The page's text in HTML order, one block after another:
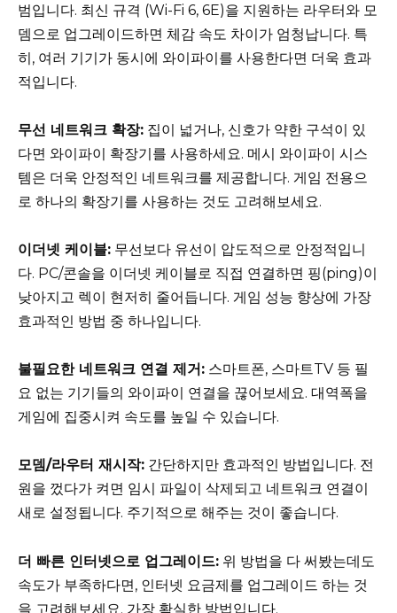
범입니다. 최신 규격 (Wi-Fi 6, 6E)을 지원하는 라우터와 모
뎀으로 업그레이드하면 체감 속도 차이가 엄청납니다. 특
히, 여러 기기가 동시에 와이파이를 사용한다면 더욱 효과
적입니다.
무선 네트워크 확장: 집이 넓거나, 신호가 약한 구석이 있
다면 와이파이 확장기를 사용하세요. 메시 와이파이 시스
템은 더욱 안정적인 네트워크를 제공합니다. 게임 전용으
로 하나의 확장기를 사용하는 것도 고려해보세요.
이더넷 케이블: 무선보다 유선이 압도적으로 안정적입니
다. PC/콘솔을 이더넷 케이블로 직접 연결하면 핑(ping)이
낮아지고 렉이 현저히 줄어듭니다. 게임 성능 향상에 가장
효과적인 방법 중 하나입니다.
불필요한 네트워크 연결 제거: 스마트폰, 스마트TV 등 필
요 없는 기기들의 와이파이 연결을 끊어보세요. 대역폭을
게임에 집중시켜 속도를 높일 수 있습니다.
모뎀/라우터 재시작: 간단하지만 효과적인 방법입니다. 전
원을 껐다가 켜면 임시 파일이 삭제되고 네트워크 연결이
새로 설정됩니다. 주기적으로 해주는 것이 좋습니다.
더 빠른 인터넷으로 업그레이드: 위 방법을 다 써봤는데도
속도가 부족하다면, 인터넷 요금제를 업그레이드 하는 것
을 고려해보세요. 가장 확실한 방법입니다.